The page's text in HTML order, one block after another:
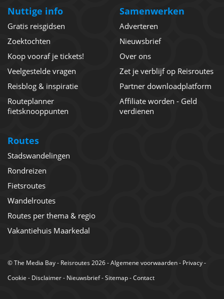
Nuttige info
Gratis reisgidsen
Zoektochten
Koop vooraf je tickets!
Veelgestelde vragen
Reisblog & inspiratie
Routeplanner
fietsknooppunten
Samenwerken
Adverteren
Nieuwsbrief
Over ons
Zet je verblijf op Reisroutes
Partner downloadplatform
Affiliate worden - Geld
verdienen
Routes
Stadswandelingen
Rondreizen
Fietsroutes
Wandelroutes
Routes per thema & regio
Vakantiehuis Maarkedal
©The Media Bay- Reisroutes 2026 -Algemene voorwaarden- Privacy-
Cookie - Disclaimer- Nieuwsbrief-Sitemap-Contact